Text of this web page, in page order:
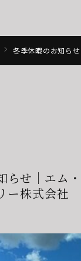
冬季休暇のお知らせ｜エム・エフ
らせ｜エム
ー株式会社